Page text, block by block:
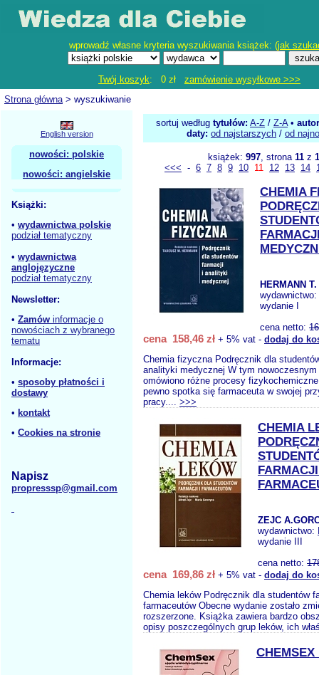
wprowadź własne kryteria wyszukiwania książek: (jak
Twój koszyk: 0 zł zamówienie wysyłkowe >>>
Strona główna> wyszukiwanie
English version
nowości: polskie
nowości: angielskie
Książki:
• wydawnictwa polskie
podział tematyczny
• wydawnictwa
anglojęzyczne
podział tematyczny
Newsletter:
• Zamów informacje o
nowościach z wybranego
tematu
Informacje:
• sposoby płatności i
dostawy
• kontakt
• Cookies na stronie
Napisz
propresssp@gmail.com
sortuj według tytułów: A-Z / Z-A•
daty: od najstarszych / od
książek: 997, strona 11 z
<<< - 6 7 8 9 10 11 12 13 14
CHEMIA
HERMANN
wydawnictwo:
wydanie I
cena netto:
cena 158,46 zł + 5% vat - dodaj do
Chemia fizyczna Podręcznik dla
analityki medycznej W tym nowoczesnym
omówiono różne procesy
pewno spotka się farmaceuta w swojej
pracy.... >>>
CHEMIA
ZEJC
wydawnictwo:
wydanie III
cena netto:
cena 169,86 zł + 5% vat - dodaj do
Chemia leków Podręcznik dla studentów
farmaceutów Obecne wydanie zostało
rozszerzone. Książka zawiera bardzo
opisy poszczególnych grup leków, ich
CHEMSEX